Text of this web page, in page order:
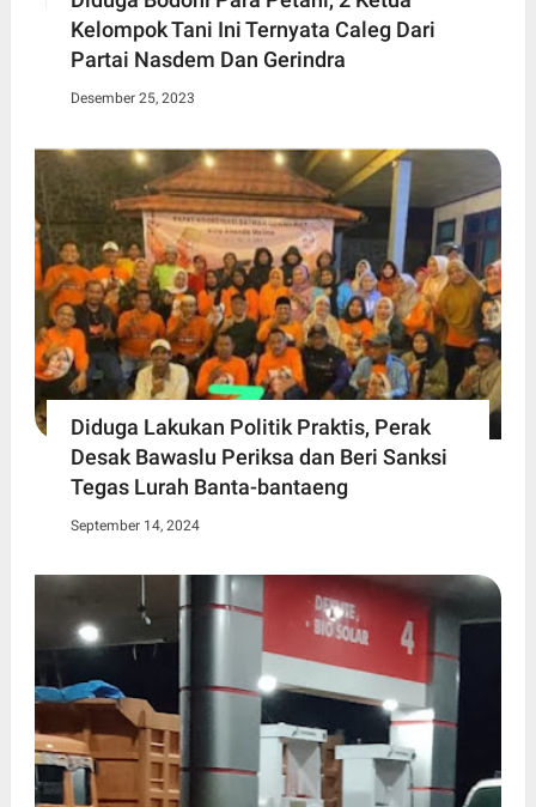
Kelompok Tani Ini Ternyata Caleg Dari
Partai Nasdem Dan Gerindra
Desember 25, 2023
Diduga Lakukan Politik Praktis, Perak
Desak Bawaslu Periksa dan Beri Sanksi
Tegas Lurah Banta-bantaeng
September 14, 2024